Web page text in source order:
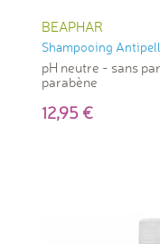
BEAPHAR
Shampooing
pH neutre - sans
parabène
12,95